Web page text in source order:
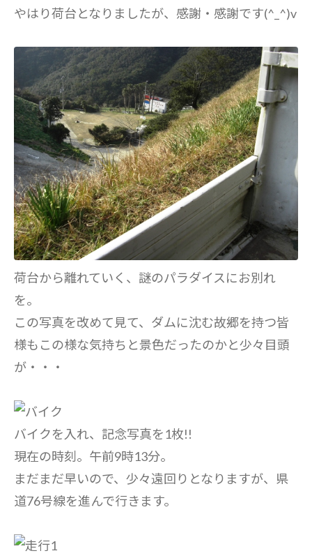
やはり荷台となりましたが、感謝・感謝です(^_^)v
荷台から離れていく、謎のパラダイスにお別れ
を。
この写真を改めて見て、ダムに沈む故郷を持つ皆
様もこの様な気持ちと景色だったのかと少々目頭
が・・・
バイクを入れ、記念写真を1枚!!
現在の時刻。午前9時13分。
まだまだ早いので、少々遠回りとなりますが、県
道76号線を進んで行きます。